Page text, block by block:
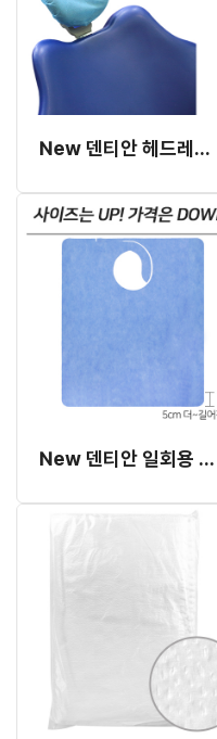
New 덴티안 헤드레스트 커버
New 덴티안 일회용 부직포 에이프런 (46cm x 55cm)